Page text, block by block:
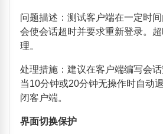
问题描述：测试客户端在一定时
会使会话超时并要求重新登录。
理。
处理措施：建议在客户端编写会话
当10分钟或20分钟无操作时自动
闭客户端。
界面切换保护